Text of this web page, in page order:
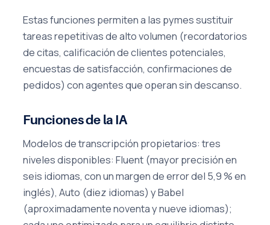
Estas funciones permiten a las pymes sustituir
tareas repetitivas de alto volumen (recordatorios
de citas, calificación de clientes potenciales,
encuestas de satisfacción, confirmaciones de
pedidos) con agentes que operan sin descanso.
Funciones de la IA
Modelos de transcripción propietarios: tres
niveles disponibles: Fluent (mayor precisión en
seis idiomas, con un margen de error del 5,9 % en
inglés), Auto (diez idiomas) y Babel
(aproximadamente noventa y nueve idiomas);